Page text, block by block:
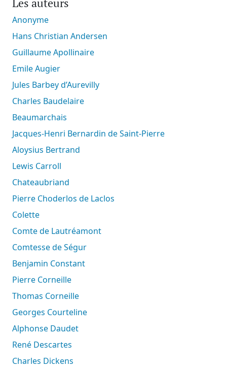
Les auteurs
Anonyme
Hans Christian Andersen
Guillaume Apollinaire
Emile Augier
Jules Barbey d’Aurevilly
Charles Baudelaire
Beaumarchais
Jacques-Henri Bernardin de Saint-Pierre
Aloysius Bertrand
Lewis Carroll
Chateaubriand
Pierre Choderlos de Laclos
Colette
Comte de Lautréamont
Comtesse de Ségur
Benjamin Constant
Pierre Corneille
Thomas Corneille
Georges Courteline
Alphonse Daudet
René Descartes
Charles Dickens